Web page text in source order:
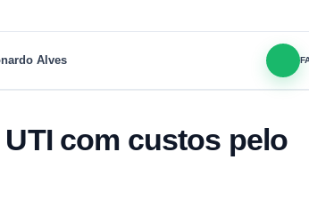
Alves
com custos pelo